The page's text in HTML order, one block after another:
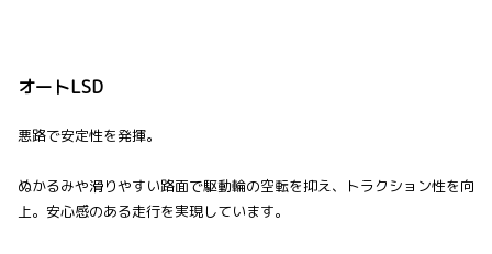
オートLSD
悪路で安定性を発揮。
ぬかるみや滑りやすい路面で駆動輪の空転を抑え、トラクション性を向
上。安心感のある走行を実現しています。